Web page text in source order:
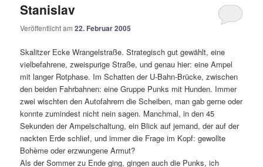
Stanislav
Veröffentlicht am22. Februar 2005
Skalitzer Ecke Wrangelstraße. Strategisch gut gewählt, eine
vielbefahrene, zweispurige Straße, und genau hier: eine Ampel
mit langer Rotphase. Im Schatten der U-Bahn-Brücke, zwischen
den beiden Fahrbahnen: eine Gruppe Punks mit Hunden. Immer
zwei wischten den Autofahrern die Scheiben, man gab gerne oder
konnte zumindest nicht nein sagen. Manchmal, in den 45
Sekunden der Ampelschaltung, ein Blick auf jemand, der auf der
nackten Erde schlief, und immer die Frage im Kopf: gewollte
Bohème oder erzwungene Armut?
Als der Sommer zu Ende ging, gingen auch die Punks, ich